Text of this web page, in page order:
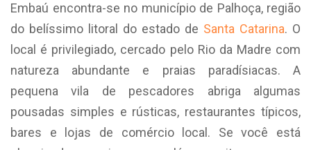
Embaú encontra-se no município de Palhoça, região
do belíssimo litoral do estado de Santa Catarina. O
local é privilegiado, cercado pelo Rio da Madre com
natureza abundante e praias paradísiacas. A
pequena vila de pescadores abriga algumas
pousadas simples e rústicas, restaurantes típicos,
bares e lojas de comércio local. Se você está